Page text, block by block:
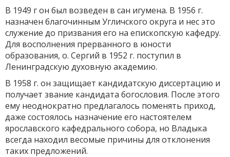
В 1949 г он был возведен в сан игумена. В 1956 г.
назначен благочинным Угличского округа и нес это
служение до призвания его на епископскую кафедру.
Для восполнения прерванного в юности
образования, о. Сергий в 1952 г. поступил в
Ленинградскую духов­ную академию.
В 1958 г. он защищает кандидатскую диссертацию и
получа­ет звание кандидата богословия. После этого
ему неоднократно пред­лагалось поменять приход,
даже состоялось назначение его настояте­лем
ярославского кафедрального собора, но Владыка
всегда находил весомые причины для отклонения
таких предложений.